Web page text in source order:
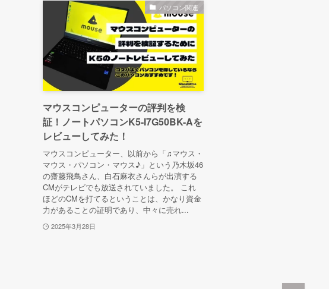
パソコン関連
マウスコンピューターの評判を検
証！ノートパソコンK5-I7G50BK-Aを
レビューしてみた！
マウスコンピューター、以前から「♫マウス・
マウス・パソコン・マウス♪」という乃木坂46
の齋藤飛鳥さん、白石麻衣さんらが出演する
CMがテレビでも放送されていました。 これ
ほどのCMを打てるということは、かなり資金
力があることの証明であり、中々に売れ...
2025年3月28日